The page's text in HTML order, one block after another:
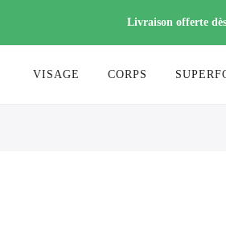
Livraison offerte
VISAGE CORPS